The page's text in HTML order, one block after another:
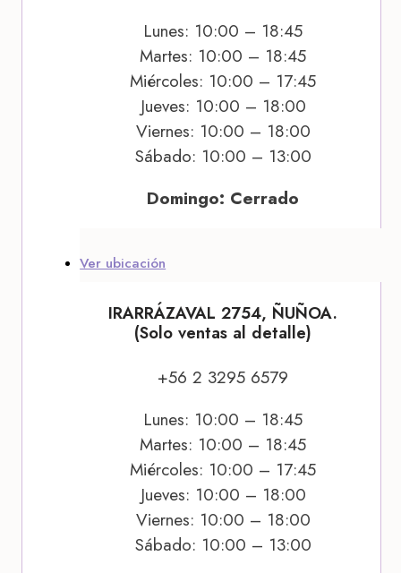
Lunes: 10:00 – 18:45
Martes: 10:00 – 18:45
Miércoles: 10:00 – 17:45
Jueves: 10:00 – 18:00
Viernes: 10:00 – 18:00
Sábado: 10:00 – 13:00
Domingo: Cerrado
Ver ubicación
IRARRÁZAVAL 2754, ÑUÑOA.
(Solo ventas al detalle)
+56 2 3295 6579
Lunes: 10:00 – 18:45
Martes: 10:00 – 18:45
Miércoles: 10:00 – 17:45
Jueves: 10:00 – 18:00
Viernes: 10:00 – 18:00
Sábado: 10:00 – 13:00